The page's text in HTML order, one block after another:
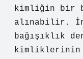
kimliğin bir
alınabilir.
bağışıklık
kimliklerinin